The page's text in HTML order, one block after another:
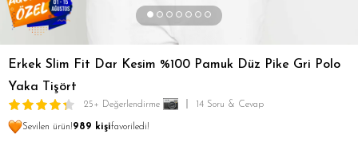
Erkek Slim Fit Dar Kesim %100 Pamuk Düz Pike Gri Polo
Yaka Tişört
25+ Değerlendirme 14 Soru & Cevap
Sevilen ürün!989 kişifavoriledi!